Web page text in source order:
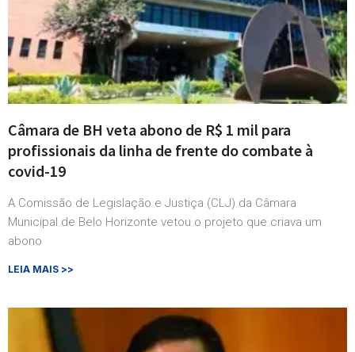
Câmara de BH veta abono de R$ 1 mil para
profissionais da linha de frente do combate à
covid-19
A Comissão de Legislação e Justiça (CLJ) da Câmara
Municipal de Belo Horizonte vetou o projeto que criava um
abono
LEIA MAIS >>